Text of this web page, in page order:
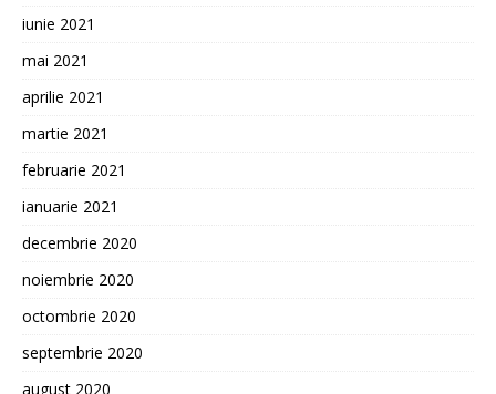
iunie 2021
mai 2021
aprilie 2021
martie 2021
februarie 2021
ianuarie 2021
decembrie 2020
noiembrie 2020
octombrie 2020
septembrie 2020
august 2020